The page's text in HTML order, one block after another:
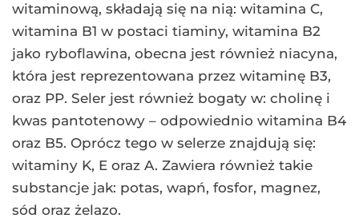
witaminową, składają się na nią: witamina C,
witamina B1 w postaci tiaminy, witamina B2
jako ryboflawina, obecna jest również niacyna,
która jest reprezentowana przez witaminę B3,
oraz PP. Seler jest również bogaty w: cholinę i
kwas pantotenowy – odpowiednio witamina B4
oraz B5. Oprócz tego w selerze znajdują się:
witaminy K, E oraz A. Zawiera również takie
substancje jak: potas, wapń, fosfor, magnez,
sód oraz żelazo.